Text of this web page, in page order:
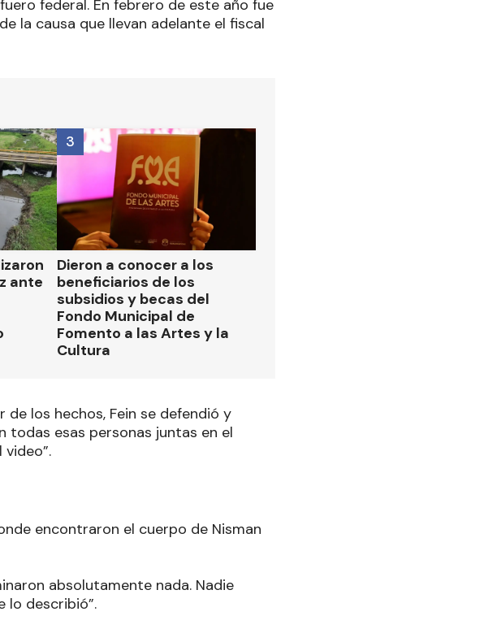
federal. En febrero de este año fue
la causa que llevan adelante el fiscal
ante
Dieron a conocer a los
beneficiarios de los
subsidios y becas del
Fondo Municipal de
Fomento a las Artes y la
Cultura
3
los hechos, Fein se defendió y
todas esas personas juntas en el
encontraron el cuerpo de Nisman
absolutamente nada. Nadie
lo describió”.